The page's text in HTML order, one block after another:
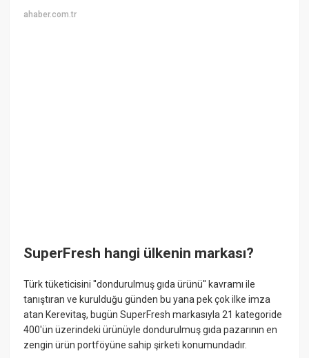
ahaber.com.tr
SuperFresh hangi ülkenin markası?
Türk tüketicisini ''dondurulmuş gıda ürünü'' kavramı ile
tanıştıran ve kurulduğu günden bu yana pek çok ilke imza
atan Kerevitaş, bugün SuperFresh markasıyla 21 kategoride
400'ün üzerindeki ürünüyle dondurulmuş gıda pazarının en
zengin ürün portföyüne sahip şirketi konumundadır.